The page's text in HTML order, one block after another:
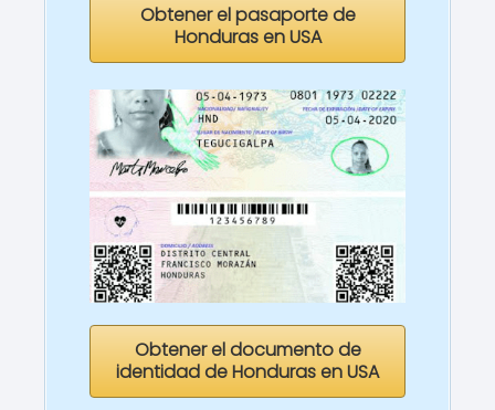
Obtener el pasaporte de
Honduras en USA
Obtener el documento de
identidad de Honduras en USA